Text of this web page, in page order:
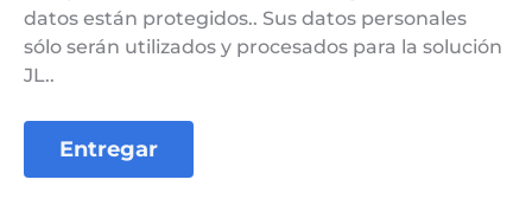
datos están protegidos.. Sus datos personales
sólo serán utilizados y procesados ​​para la solución
JL..
Entregar